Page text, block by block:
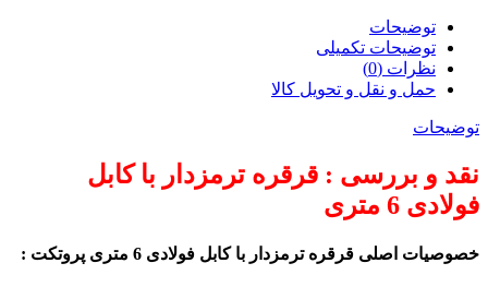
توضیحات
توضیحات تکمیلی
نظرات (0)
حمل و نقل و تحویل کالا
توضیحات
نقد و بررسی : قرقره ترمزدار با کابل
فولادی 6 متری
خصوصیات اصلی قرقره ترمزدار با کابل فولادی 6 متری پروتکت :